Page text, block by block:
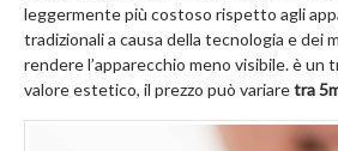
leggermente più costoso rispetto agli
tradizionali a causa della tecnologia e dei
rendere l’apparecchio meno visibile. è un
valore estetico, il prezzo può variaretra